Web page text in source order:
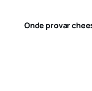
Onde provar